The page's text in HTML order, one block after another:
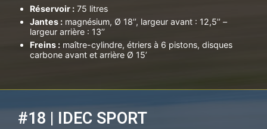
Réservoir : 75 litres
Jantes : magnésium, Ø 18’’, largeur avant : 12,5’’ –
largeur arrière : 13’’
Freins : maître-cylindre, étriers à 6 pistons, disques
carbone avant et arrière Ø 15’
#18 | IDEC SPORT